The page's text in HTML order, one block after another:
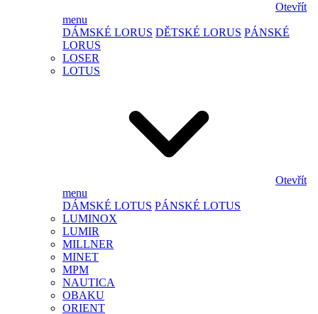
Otevřít
menu
DÁMSKÉ LORUS DĚTSKÉ LORUS PÁNSKÉ
LORUS
LOSER
LOTUS
Otevřít
menu
DÁMSKÉ LOTUS PÁNSKÉ LOTUS
LUMINOX
LUMIR
MILLNER
MINET
MPM
NAUTICA
OBAKU
ORIENT